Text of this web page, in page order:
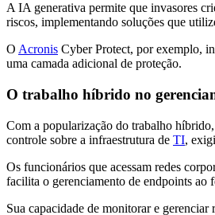
A IA generativa permite que invasores
riscos, implementando soluções que
O Acronis Cyber Protect, por exemplo,
uma camada adicional de proteção.
O trabalho híbrido no
Com a popularização do trabalho
controle sobre a infraestrutura de TI,
Os funcionários que acessam redes
facilita o gerenciamento de endpoints ao
Sua capacidade de monitorar e